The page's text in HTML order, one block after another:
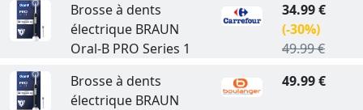
Brosse à dents
électrique BRAUN
Oral-B PRO Series 1
34.99 €
(-30%)
49.99 €
Brosse à dents
électrique BRAUN
49.99 €